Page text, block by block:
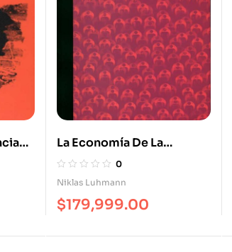
La Economía De La
Sociedad 0
Niklas Luhmann
$179,999.00